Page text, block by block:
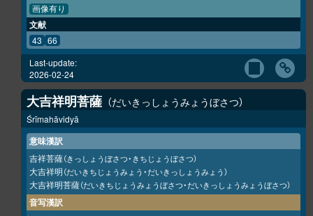
画像有り
文献
43 66
Last-update:
2026-02-24
大吉祥明菩薩 だいきっしょうみょうぼさつ
Śrīmahāvidyā
意味漢訳
吉祥菩薩（きっしょうぼさつ・きちじょうぼさつ）
大吉祥明（だいきちじょうみょう・だいきっしょうみょう）
大吉祥明菩薩（だいきちじょうみょうぼさつ・だいきっしょうみょうぼさつ）
音写漢訳